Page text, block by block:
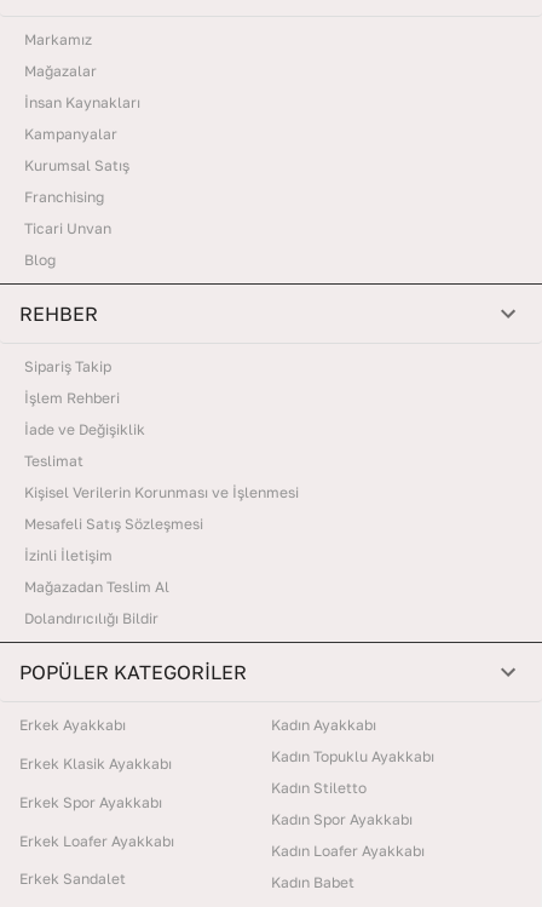
Markamız
Mağazalar
İnsan Kaynakları
Kampanyalar
Kurumsal Satış
Franchising
Ticari Unvan
Blog
REHBER
Sipariş Takip
İşlem Rehberi
İade ve Değişiklik
Teslimat
Kişisel Verilerin Korunması ve İşlenmesi
Mesafeli Satış Sözleşmesi
İzinli İletişim
Mağazadan Teslim Al
Dolandırıcılığı Bildir
POPÜLER KATEGORİLER
Erkek Ayakkabı
Erkek Klasik Ayakkabı
Erkek Spor Ayakkabı
Erkek Loafer Ayakkabı
Erkek Sandalet
Kadın Ayakkabı
Kadın Topuklu Ayakkabı
Kadın Stiletto
Kadın Spor Ayakkabı
Kadın Loafer Ayakkabı
Kadın Babet